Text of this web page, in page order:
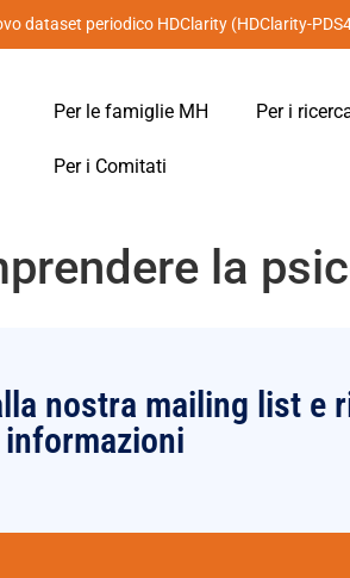
dataset periodico HDClarity (HDClarity-
Per le famiglie MH Per i
Per i Comitati
la
nostra mailing list e